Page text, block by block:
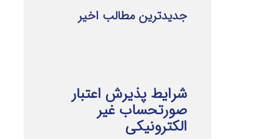
جدیدترین مطالب اخیر
شرایط پذیرش اعتبار
صورتحساب غیر
الکترونیکی